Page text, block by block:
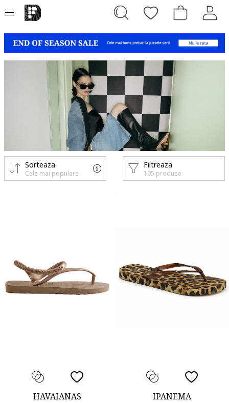
Filtreaza
105 produse
Sorteaza
Cele mai populare
HAVAIANAS IPANEMA